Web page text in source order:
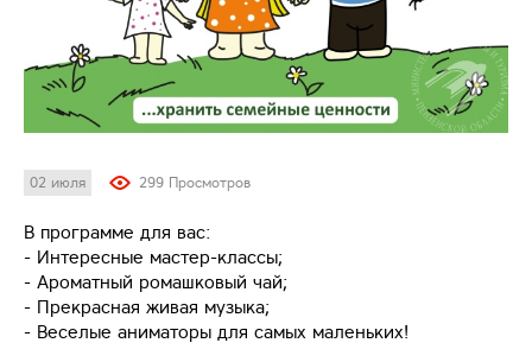
02 июля 299 Просмотров
В программе для вас:
- Интересные мастер-классы;
- Ароматный ромашковый чай;
- Прекрасная живая музыка;
- Веселые аниматоры для самых маленьких!